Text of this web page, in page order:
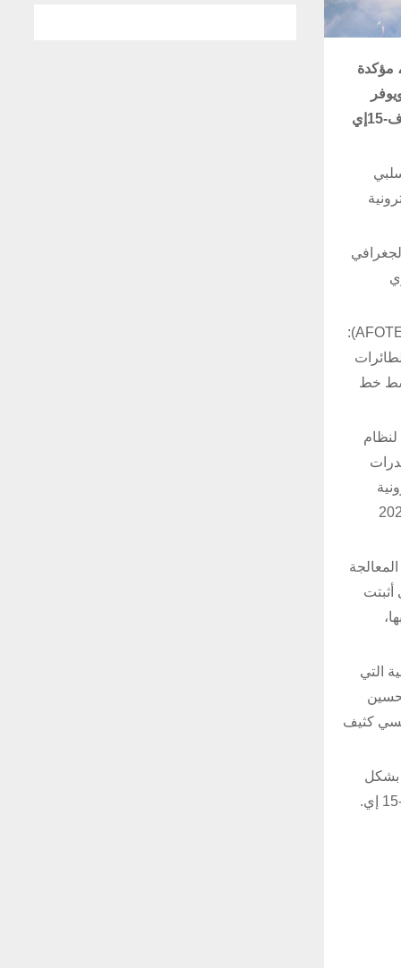
، مؤكدة
سيستمز. ويوفر
نظام إيغل للتحذير السلبي النشط قدرات الحرب الإلكترونية الهامة (EW) لطائرات إف-15إي سترايك إيغل (F-15E Strike Eagle) وإف-15إي
وقال الرائد براينت “جاغر” باوم، مدير اختبار نظام إيغل للتحذير السلبي النشط في مركز الاختبار والتقييم التشغيلي للقوات الجوية (AFOTEC):
خط
لنظام
الإدراكية كما تم استعراضه خلال اختبارات المناورات الكبيرة نورثرن إيدج 2023
أثبتت
التي
كهرومغناطيسي كثيف
بشكل
نشط أجهزة نظام إيغل للتحذير السلبي النشط لدعم إنتاج الطائرات الجديدة من طراز إف-15 إي إكس وتعديلات أسطول طائرات إف-15 إي.